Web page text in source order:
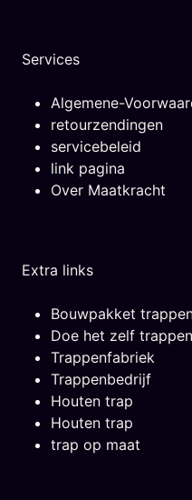
Services
Algemene-
retourzendingen
servicebeleid
link pagina
Over Maatkracht
Extra links
Bouwpakket
Doe het zelf trappen
Trappenfabriek
Trappenbedrijf
Houten trap
Houten trap
trap op maat